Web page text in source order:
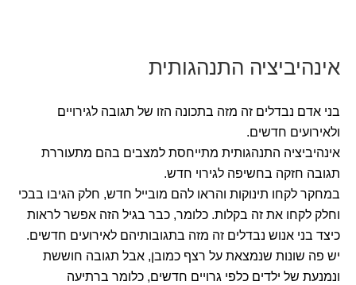
אינהיביציה התנהגותית
בני אדם נבדלים זה מזה בתכונה הזו של תגובה לגירויים
ולאירועים חדשים.
אינהיביציה התנהגותית מתייחסת למצבים בהם מתעוררת
תגובה חזקה בחשיפה לגירוי חדש.
במחקר לקחו תינוקות והראו להם מובייל חדש, חלק הגיבו בבכי
וחלק לקחו את זה בקלות. כלומר, כבר בגיל הזה אפשר לראות
כיצד בני אנוש נבדלים זה מזה בתגובותיהם לאירועים חדשים.
יש פה שונות שנמצאת על רצף כמובן, אבל תגובה חוששת
ונמנעת של ילדים כלפי גרויים חדשים, כלומר ברתיעה